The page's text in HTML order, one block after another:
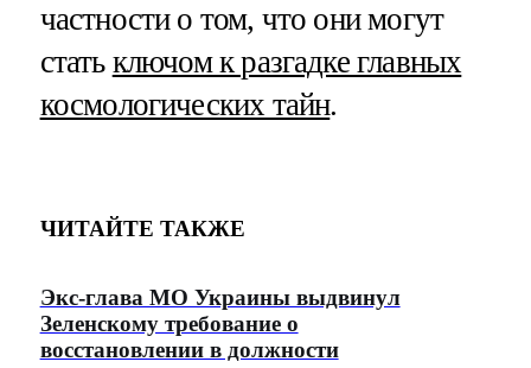
частности о том, что они могут
стать ключом к разгадке главных
космологических тайн.
ЧИТАЙТЕ ТАКЖЕ
Экс-глава МО Украины выдвинул
Зеленскому требование о
восстановлении в должности